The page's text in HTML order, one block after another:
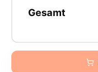
Gesamt